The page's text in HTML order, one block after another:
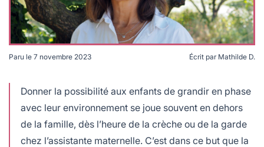
Claire Grolleau, fondatrice de Label Vie © Label Vie
Paru le 7 novembre 2023 Écrit par Mathilde D.
Donner la possibilité aux enfants de grandir en phase
avec leur environnement se joue souvent en dehors
de la famille, dès l’heure de la crèche ou de la garde
chez l’assistante maternelle. C’est dans ce but que la